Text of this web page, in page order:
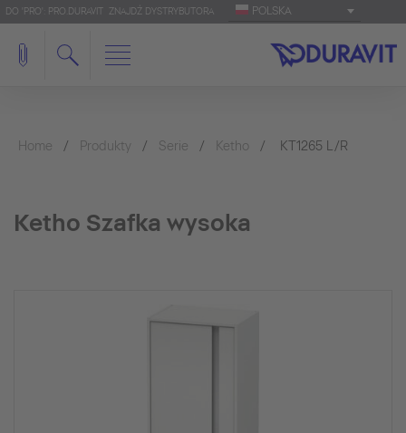
DO 'PRO': PRO.DURAVIT ZNAJDŹ DYSTRYBUTORA POLSKA
Home Produkty Serie Ketho KT1265 L/R
Ketho Szafka wysoka